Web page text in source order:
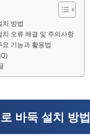
치 방법
오류 해결 및 주의사항
기능과 활용법
바둑 설치 방법